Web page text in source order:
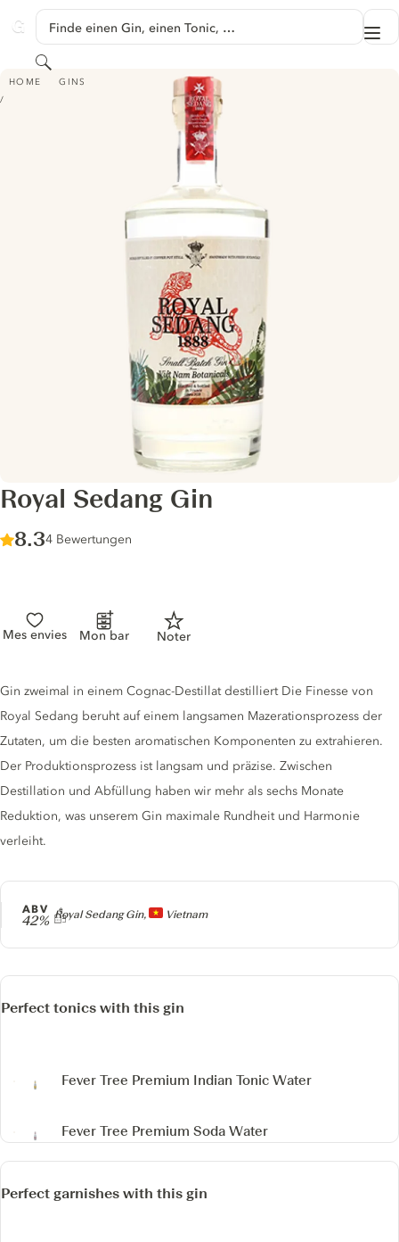
GINVENTORY
Finde einen Gin, einen Tonic, …
Suchen
HOME GINS
ROYAL SEDANG GIN
Royal Sedang Gin
Score :
8.3/ 10
4 Bewertungen
Mes envies Mon bar Noter
Producer
Royal Sedang Gin, Vietnam
ABV
42%
Gin description
Gin zweimal in einem Cognac-Destillat destilliert Die Finesse von
Royal Sedang beruht auf einem langsamen Mazerationsprozess der
Zutaten, um die besten aromatischen Komponenten zu extrahieren.
Der Produktionsprozess ist langsam und präzise. Zwischen
Destillation und Abfüllung haben wir mehr als sechs Monate
Reduktion, was unserem Gin maximale Rundheit und Harmonie
verleiht.
Perfect tonics with this gin
Fever Tree Premium Indian Tonic Water
Fever Tree Premium Soda Water
Perfect garnishes with this gin